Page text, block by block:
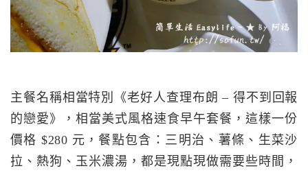
主餐名稱相當特別《老好人查理布朗 – 得不到回報
的戀愛》，相當美式風格速食早午套餐，這樣一份
價格 $280 元，餐點包含：三明治、薯條、生菜沙
拉、熱狗、玉米濃湯，都是現點現做需要些時間，